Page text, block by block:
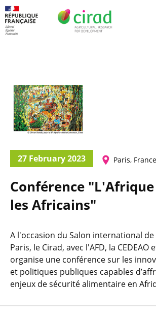
27 February 2023 Paris, France
Conférence
les Africains"
A l'occasion du Salon international
Paris, le Cirad, avec l'AFD, la CEDEAO
organise une conférence sur les
et politiques publiques capables
enjeux de sécurité alimentaire en